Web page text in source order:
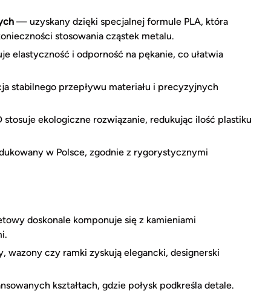
— uzyskany dzięki specjalnej formule PLA, która
stosowania cząstek metalu.
elastyczność i odporność na pękanie, co ułatwia
stabilnego przepływu materiału i precyzyjnych
ekologiczne rozwiązanie, redukując ilość plastiku
w Polsce, zgodnie z rygorystycznymi
doskonale komponuje się z kamieniami
czy ramki zyskują elegancki, designerski
kształtach, gdzie połysk podkreśla detale.